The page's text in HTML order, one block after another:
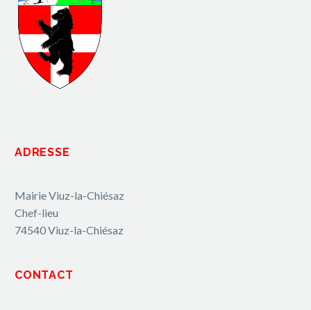
ADRESSE
Mairie Viuz-la-Chiésaz
Chef-lieu
74540 Viuz-la-Chiésaz
CONTACT